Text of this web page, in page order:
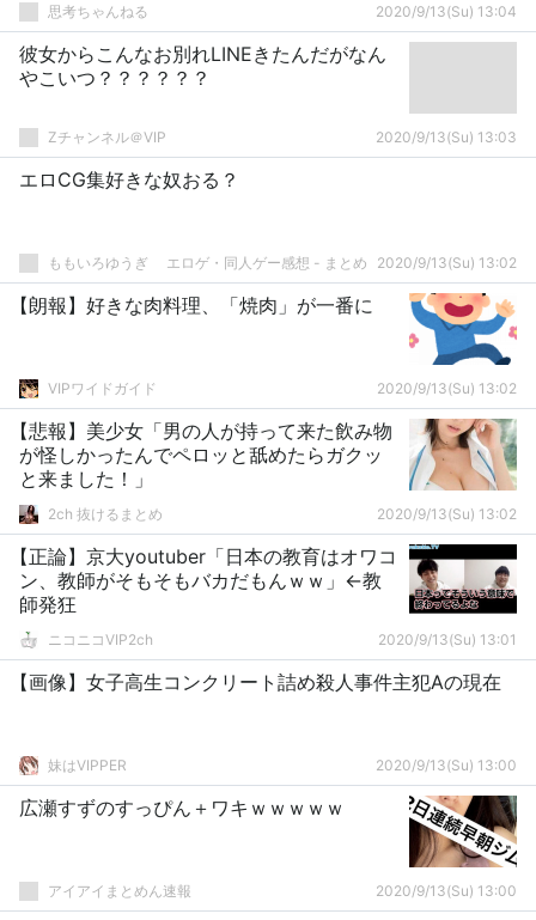
思考ちゃんねる 2020/9/13(Su) 13:04
彼女からこんなお別れLINEきたんだがなん
やこいつ？？？？？？
Zチャンネル＠VIP 2020/9/13(Su) 13:03
エロCG集好きな奴おる？
ももいろゆうぎ エロゲ・同人ゲー感想 - まとめ 2020/9/13(Su) 13:02
【朗報】好きな肉料理、「焼肉」が一番に
VIPワイドガイド 2020/9/13(Su) 13:02
【悲報】美少女「男の人が持って来た飲み物
が怪しかったんでペロッと舐めたらガクッ
と来ました！」
2ch 抜けるまとめ 2020/9/13(Su) 13:02
【正論】京大youtuber「日本の教育はオワコ
ン、教師がそもそもバカだもんｗｗ」←教
師発狂
ニコニコVIP2ch 2020/9/13(Su) 13:01
【画像】女子高生コンクリート詰め殺人事件主犯Aの現在
妹はVIPPER 2020/9/13(Su) 13:00
広瀬すずのすっぴん＋ワキｗｗｗｗｗ
アイアイまとめん速報 2020/9/13(Su) 13:00